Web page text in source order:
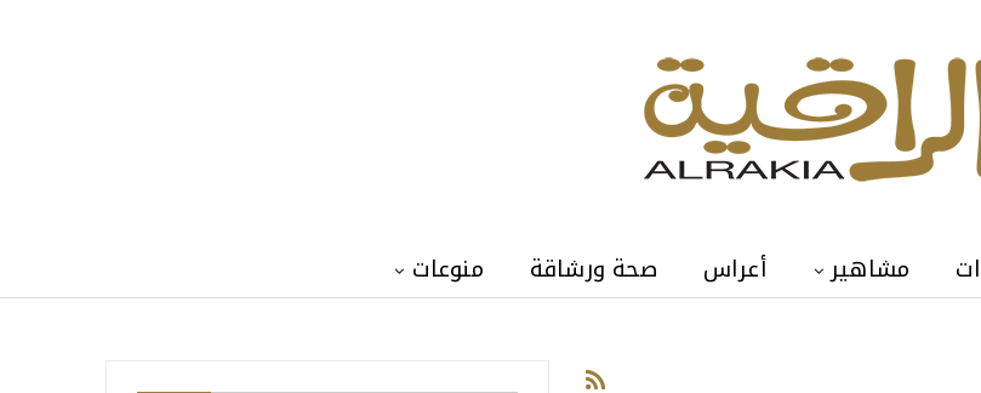
مشاهير أعراس صحة ورشاقة منوعات